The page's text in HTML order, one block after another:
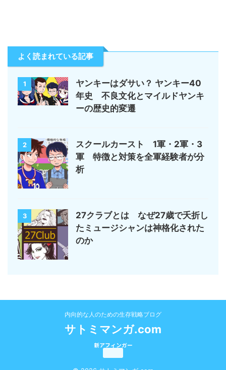
よく読まれている記事
1
ヤンキーはダサい？ ヤンキー40
年史 不良文化とマイルドヤンキ
ーの歴史的変遷
2
スクールカースト 1軍・2軍・3
軍 特徴と対策を全軍経験者が分
析
3
27クラブとは なぜ27歳で夭折し
たミュージシャンは神格化された
のか
内向的な人のための生存戦略ブログ
サトミマンガ.com
新アフィンガー